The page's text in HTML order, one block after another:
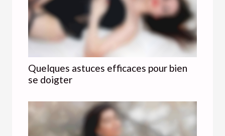
Quelques astuces efficaces pour bien
se doigter